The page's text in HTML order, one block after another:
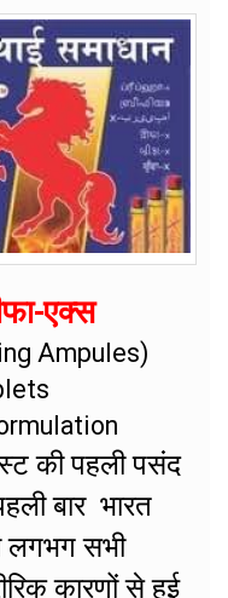
एक्स
Ampules)
की पहली पसंद
बार भारत
लगभग सभी
कारणों से हुई